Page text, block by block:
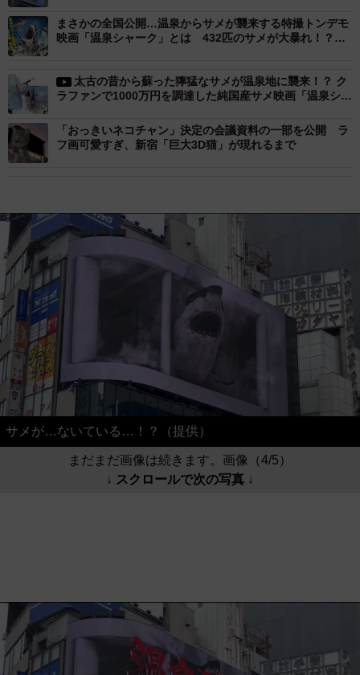
まさかの全国公開…温泉からサメが襲来する特撮トンデモ
映画「温泉シャーク」とは 432匹のサメが大暴れ！？無
太古の昔から蘇った獰猛なサメが温泉地に襲来！？ ク
ラファンで1000万円を調達した純国産サメ映画「温泉シャ
「おっきいネコチャン」決定の会議資料の一部を公開 ラ
フ画可愛すぎ、新宿「巨大3D猫」が現れるまで
サメが…ないている…！？（提供）
まだまだ画像は続きます。画像（4/5）
↓ スクロールで次の写真 ↓